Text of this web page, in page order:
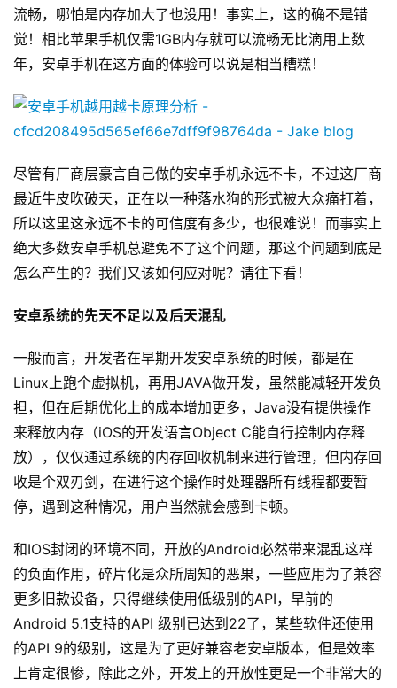
流畅，哪怕是内存加大了也没用！事实上，这的确不是错
觉！相比苹果手机仅需1GB内存就可以流畅无比滴用上数
年，安卓手机在这方面的体验可以说是相当糟糕！
尽管有厂商层豪言自己做的安卓手机永远不卡，不过这厂商
最近牛皮吹破天，正在以一种落水狗的形式被大众痛打着，
所以这里这永远不卡的可信度有多少，也很难说！而事实上
绝大多数安卓手机总避免不了这个问题，那这个问题到底是
怎么产生的？我们又该如何应对呢？请往下看！
安卓系统的先天不足以及后天混乱
一般而言，开发者在早期开发安卓系统的时候，都是在
Linux上跑个虚拟机，再用JAVA做开发，虽然能减轻开发负
担，但在后期优化上的成本增加更多，Java没有提供操作
来释放内存（iOS的开发语言Object C能自行控制内存释
放），仅仅通过系统的内存回收机制来进行管理，但内存回
收是个双刃剑，在进行这个操作时处理器所有线程都要暂
停，遇到这种情况，用户当然就会感到卡顿。
和IOS封闭的环境不同，开放的Android必然带来混乱这样
的负面作用，碎片化是众所周知的恶果，一些应用为了兼容
更多旧款设备，只得继续使用低级别的API，早前的
Android 5.1支持的API 级别已达到22了，某些软件还使用
的API 9的级别，这是为了更好兼容老安卓版本，但是效率
上肯定很惨，除此之外，开发上的开放性更是一个非常大的